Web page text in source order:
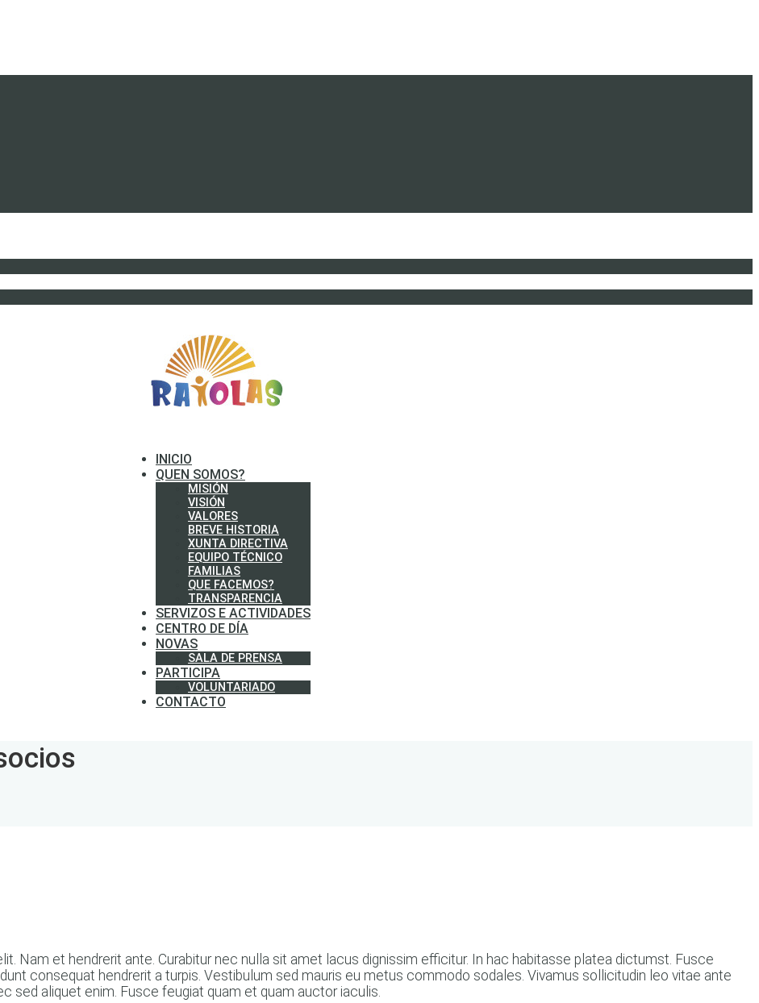
INICIO
QUEN SOMOS?
MISIÓN
VISIÓN
VALORES
BREVE HISTORIA
XUNTA DIRECTIVA
EQUIPO TÉCNICO
FAMILIAS
QUE FACEMOS?
TRANSPARENCIA
SERVIZOS E ACTIVIDADES
CENTRO DE DÍA
NOVAS
SALA DE PRENSA
PARTICIPA
VOLUNTARIADO
CONTACTO
Nam et hendrerit ante. Curabitur nec nulla sit amet lacus dignissim efficitur. In hac habitasse platea dictumst. Fusce
consequat hendrerit a turpis. Vestibulum sed mauris eu metus commodo sodales. Vivamus sollicitudin leo vitae ante
sed aliquet enim. Fusce feugiat quam et quam auctor iaculis.